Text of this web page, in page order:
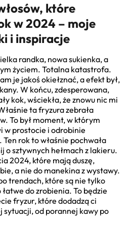
które
w 2024 – moje
i inspiracje
randka, nowa sukienka, a
życiem. Totalna katastrofa.
je jakoś okiełznać, a efekt był,
W końcu, zdesperowana,
kok, wściekła, że znowu nic mi
ta fryzura zebrała
To był moment, w którym
w prostocie i odrobinie
rok to właśnie pochwała
o sztywnych hełmach z lakieru.
2024, które mają duszę,
a nie do manekina z wystawy.
trendach, które są nie tylko
do zrobienia. To będzie
fryzur, które dodadzą ci
sytuacji, od porannej kawy po